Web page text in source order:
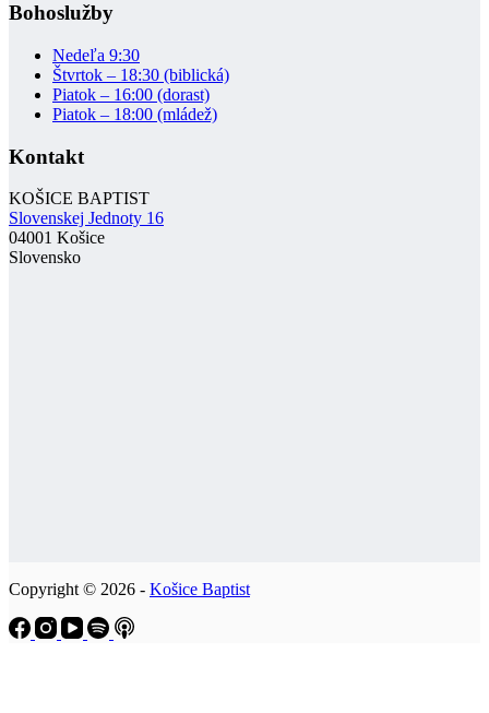
Bohoslužby
Nedeľa 9:30
Štvrtok – 18:30 (biblická)
Piatok – 16:00 (dorast)
Piatok – 18:00 (mládež)
Kontakt
KOŠICE BAPTIST
Slovenskej Jednoty 16
04001 Košice
Slovensko
Copyright © 2026 - Košice Baptist